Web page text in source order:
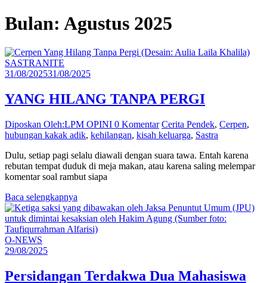
Bulan: Agustus 2025
SASTRANITE
31/08/202531/08/2025
YANG HILANG TANPA PERGI
Diposkan Oleh:LPM OPINI 0 Komentar Cerita Pendek, Cerpen,
hubungan kakak adik, kehilangan, kisah keluarga, Sastra
Dulu, setiap pagi selalu diawali dengan suara tawa. Entah karena
rebutan tempat duduk di meja makan, atau karena saling melempar
komentar soal rambut siapa
Baca selengkapnya
O-NEWS
29/08/2025
Persidangan Terdakwa Dua Mahasiswa